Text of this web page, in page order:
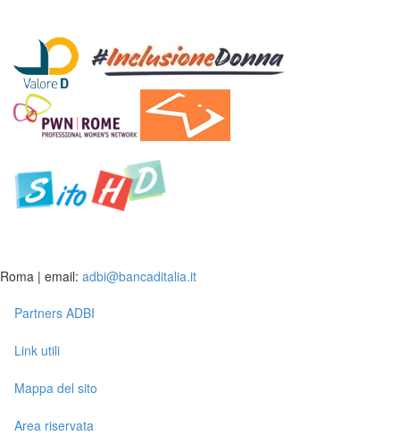
Roma | email: adbi@bancaditalia.it
Partners ADBI
Link utili
Mappa del sito
Area riservata